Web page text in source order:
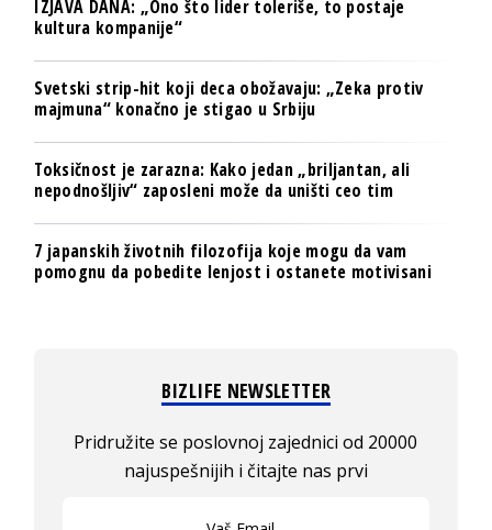
IZJAVA DANA: „Ono što lider toleriše, to postaje
kultura kompanije“
Svetski strip-hit koji deca obožavaju: „Zeka protiv
majmuna“ konačno je stigao u Srbiju
Toksičnost je zarazna: Kako jedan „briljantan, ali
nepodnošljiv“ zaposleni može da uništi ceo tim
7 japanskih životnih filozofija koje mogu da vam
pomognu da pobedite lenjost i ostanete motivisani
BIZLIFE NEWSLETTER
Pridružite se poslovnoj zajednici od 20000
najuspešnijih i čitajte nas prvi